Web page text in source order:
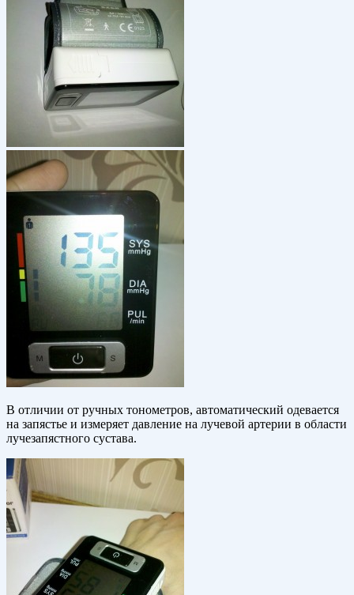
В отличии от ручных тонометров, автоматический одевается
на запястье и измеряет давление на лучевой артерии в области
лучезапястного сустава.